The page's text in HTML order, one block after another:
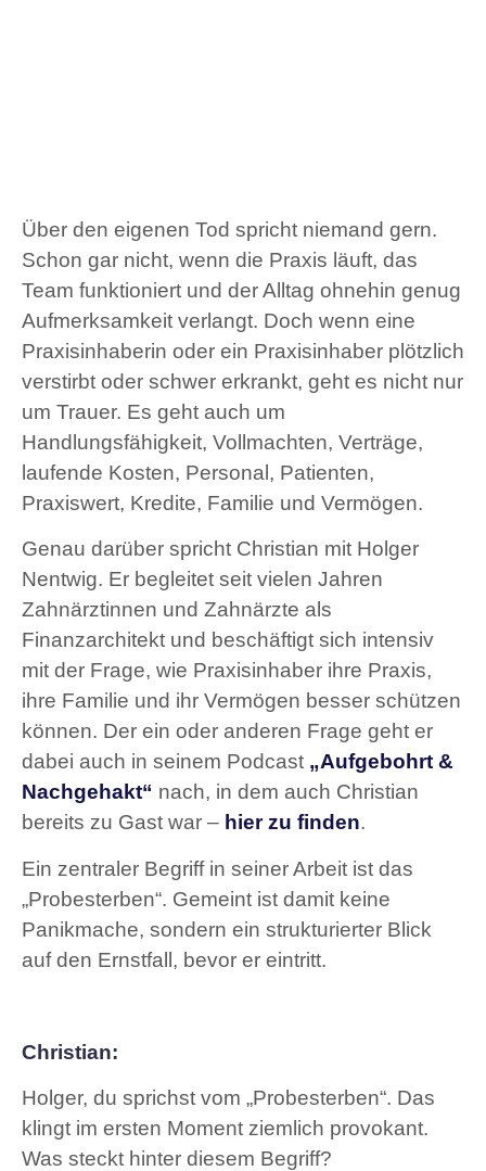
Über den eigenen Tod spricht niemand gern.
Schon gar nicht, wenn die Praxis läuft, das
Team funktioniert und der Alltag ohnehin genug
Aufmerksamkeit verlangt. Doch wenn eine
Praxisinhaberin oder ein Praxisinhaber plötzlich
verstirbt oder schwer erkrankt, geht es nicht nur
um Trauer. Es geht auch um
Handlungsfähigkeit, Vollmachten, Verträge,
laufende Kosten, Personal, Patienten,
Praxiswert, Kredite, Familie und Vermögen.
Genau darüber spricht Christian mit Holger
Nentwig. Er begleitet seit vielen Jahren
Zahnärztinnen und Zahnärzte als
Finanzarchitekt und beschäftigt sich intensiv
mit der Frage, wie Praxisinhaber ihre Praxis,
ihre Familie und ihr Vermögen besser schützen
können. Der ein oder anderen Frage geht er
dabei auch in seinem Podcast „Aufgebohrt &
Nachgehakt“ nach, in dem auch Christian
bereits zu Gast war – hier zu finden.
Ein zentraler Begriff in seiner Arbeit ist das
„Probesterben“. Gemeint ist damit keine
Panikmache, sondern ein strukturierter Blick
auf den Ernstfall, bevor er eintritt.
Christian:
Holger, du sprichst vom „Probesterben“. Das
klingt im ersten Moment ziemlich provokant.
Was steckt hinter diesem Begriff?